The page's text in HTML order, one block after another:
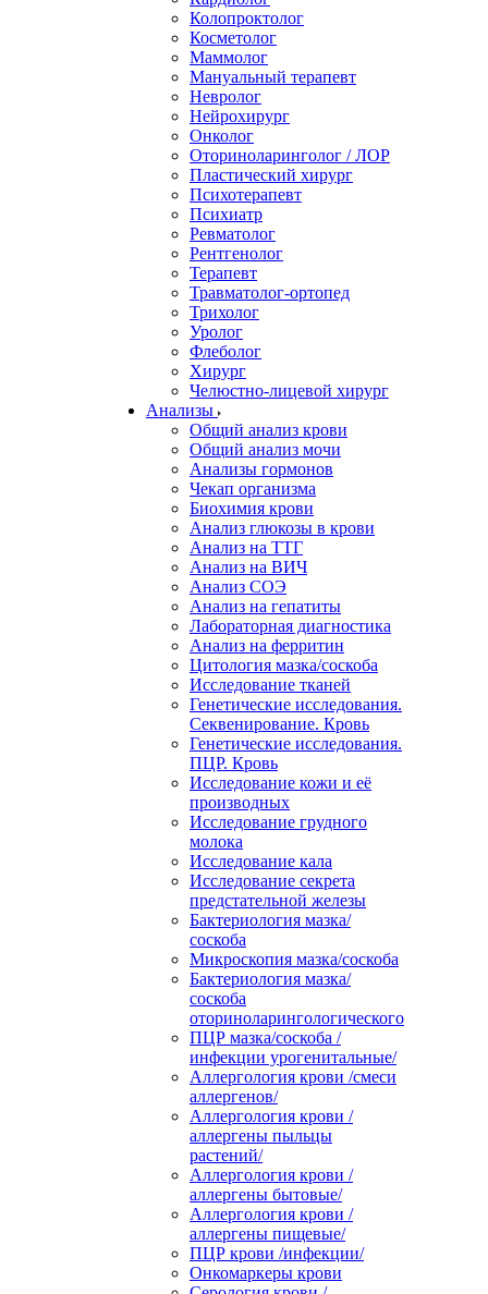
Колопроктолог
Косметолог
Маммолог
Мануальный терапевт
Невролог
Нейрохирург
Онколог
Оториноларинголог / ЛОР
Пластический хирург
Психотерапевт
Психиатр
Ревматолог
Рентгенолог
Терапевт
Травматолог-ортопед
Трихолог
Уролог
Флеболог
Хирург
Челюстно-лицевой хирург
Анализы
Общий анализ крови
Общий анализ мочи
Анализы гормонов
Чекап организма
Биохимия крови
Анализ глюкозы в крови
Анализ на ТТГ
Анализ на ВИЧ
Анализ СОЭ
Анализ на гепатиты
Лабораторная диагностика
Анализ на ферритин
Цитология мазка/соскоба
Исследование тканей
Генетические исследования.
Секвенирование. Кровь
Генетические исследования.
ПЦР. Кровь
Исследование кожи и её
производных
Исследование грудного
молока
Исследование кала
Исследование секрета
предстательной железы
Бактериология мазка/
соскоба
Микроскопия мазка/соскоба
Бактериология мазка/
соскоба
оториноларингологического
ПЦР мазка/соскоба /
инфекции урогенитальные/
Аллергология крови /смеси
аллергенов/
Аллергология крови /
аллергены пыльцы
растений/
Аллергология крови /
аллергены бытовые/
Аллергология крови /
аллергены пищевые/
ПЦР крови /инфекции/
Онкомаркеры крови